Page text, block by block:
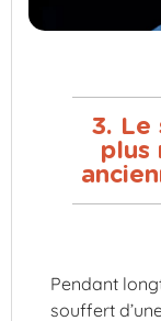
3. Le
plus
Pendant
souffert